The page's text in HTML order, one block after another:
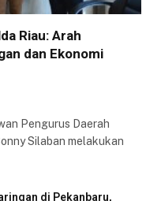
Riau: Arah
dan Ekonomi
Pengurus Daerah
Silaban melakukan
di Pekanbaru,